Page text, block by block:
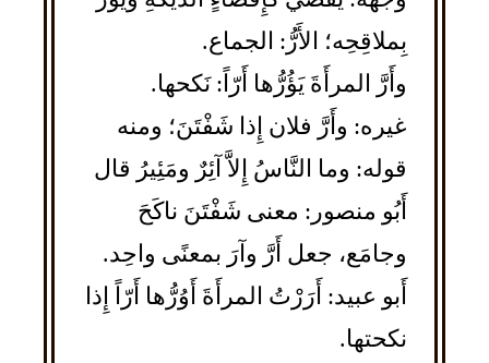
بِملاقِحِه؛ الأَرُّ: الجماع.
وأَرَّ المرأَةَ يَؤُرُّها أَرّاً: نَكحها.
غيره: وأَرَّ فلان إِذا شَفْتَنَ؛ ومنه
قوله: وما النَّاسُ إِلاَّ آئِرٌ ومَئِيرُ قال
أَبُو منصور: معنى شَفْتَنَ ناكَحَ
وجامَع، جعل أَرَّ وآرَ بمعنًى واحِد.
أَبو عبيد: أَرَرْتُ المرأَةَ أَوُرُّها أَرّاً إِذا
نكحتها.